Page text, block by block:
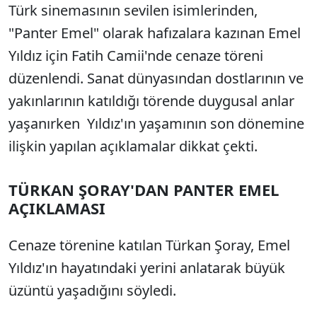
Türk sinemasının sevilen isimlerinden,
"Panter Emel" olarak hafızalara kazınan Emel
Yıldız için Fatih Camii'nde cenaze töreni
düzenlendi. Sanat dünyasından dostlarının ve
yakınlarının katıldığı törende duygusal anlar
yaşanırken Yıldız'ın yaşamının son dönemine
ilişkin yapılan açıklamalar dikkat çekti.
TÜRKAN ŞORAY'DAN PANTER EMEL
AÇIKLAMASI
Cenaze törenine katılan Türkan Şoray, Emel
Yıldız'ın hayatındaki yerini anlatarak büyük
üzüntü yaşadığını söyledi.